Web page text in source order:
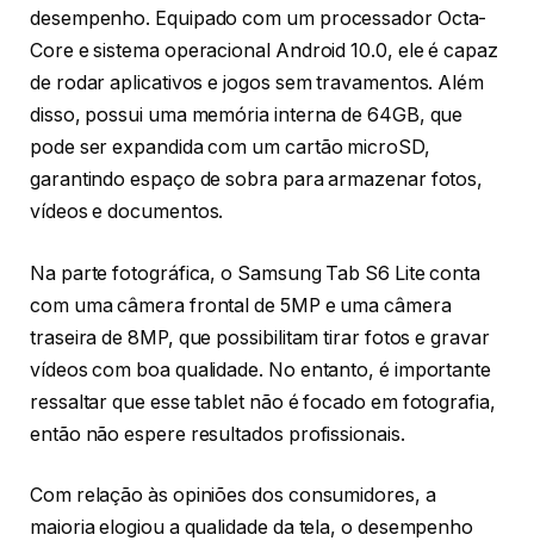
desempenho. Equipado com um processador Octa-
Core e sistema operacional Android 10.0, ele é capaz
de rodar aplicativos e jogos sem travamentos. Além
disso, possui uma memória interna de 64GB, que
pode ser expandida com um cartão microSD,
garantindo espaço de sobra para armazenar fotos,
vídeos e documentos.
Na parte fotográfica, o Samsung Tab S6 Lite conta
com uma câmera frontal de 5MP e uma câmera
traseira de 8MP, que possibilitam tirar fotos e gravar
vídeos com boa qualidade. No entanto, é importante
ressaltar que esse tablet não é focado em fotografia,
então não espere resultados profissionais.
Com relação às opiniões dos consumidores, a
maioria elogiou a qualidade da tela, o desempenho